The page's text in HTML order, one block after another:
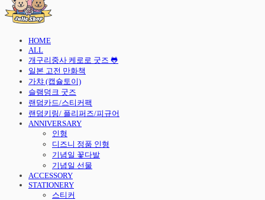
HOME
ALL
개구리중사 케로로 굿즈 🐸
일본 고전 만화책
가챠 (캡슐토이)
슬램덩크 굿즈
랜덤카드/스티커팩
랜덤키링/ 플리퍼즈/피규어
ANNIVERSARY
인형
디즈니 정품 인형
기념일 꽃다발
기념일 선물
ACCESSORY
STATIONERY
스티커